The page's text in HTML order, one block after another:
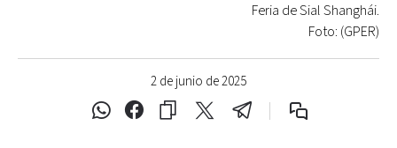
2 de junio de 2025
Feria de Sial Shanghái.
Foto: (GPER)